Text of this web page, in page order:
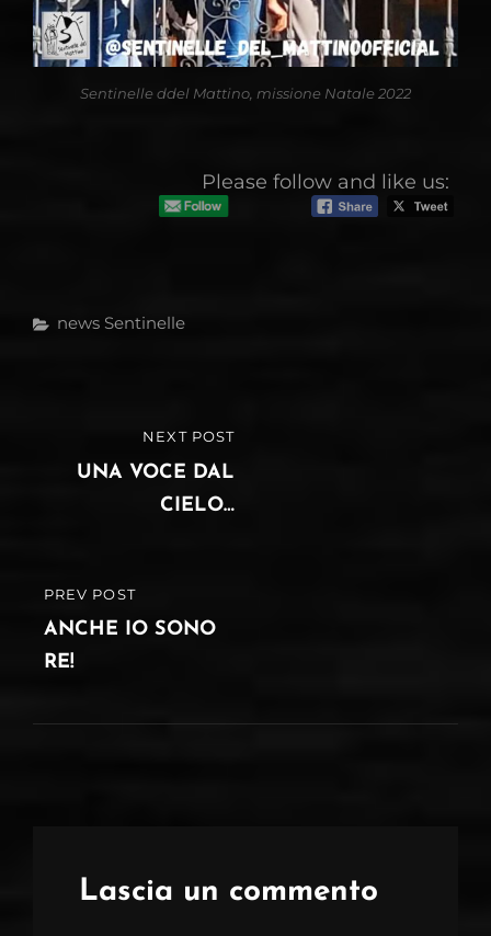
Sentinelle ddel Mattino, missione Natale 2022
Please follow and like us:
Categories
News Sentinelle
Navigazione
articoli
PREVIOUS
POST
PREV POST
ANCHE IO SONO
RE!
POST
NEXT POST
UNA VOCE DAL
CIELO…
Lascia un commento